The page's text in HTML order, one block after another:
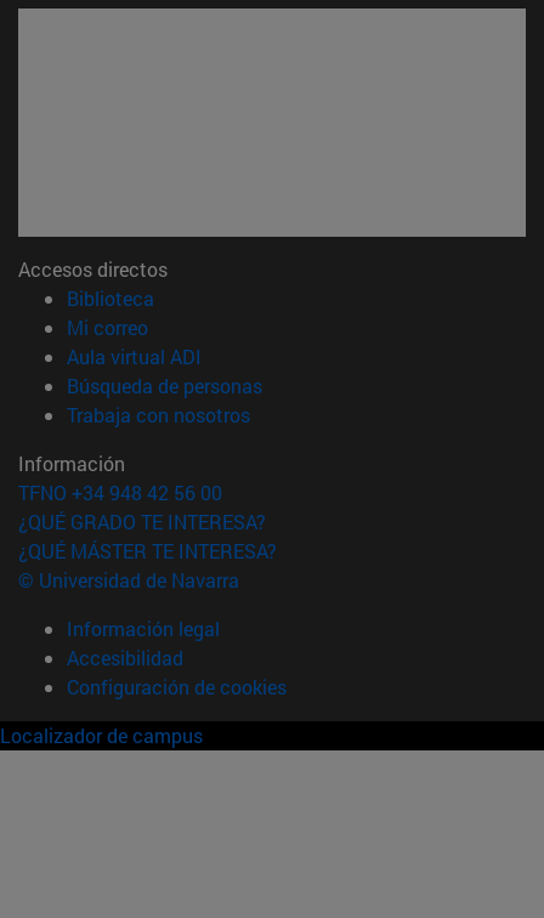
Accesos directos
Biblioteca
Mi correo(abre en nueva ventana)
Aula virtual ADI
Búsqueda de personas(abre en nueva ventana)
Trabaja con nosotros(abre en nueva ventana)
Información
TFNO +34 948 42 56 00
¿QUÉ GRADO TE INTERESA?
¿QUÉ MÁSTER TE INTERESA?
© Universidad de Navarra
Información legal
Accesibilidad
Configuración de cookies
Localizador de campus